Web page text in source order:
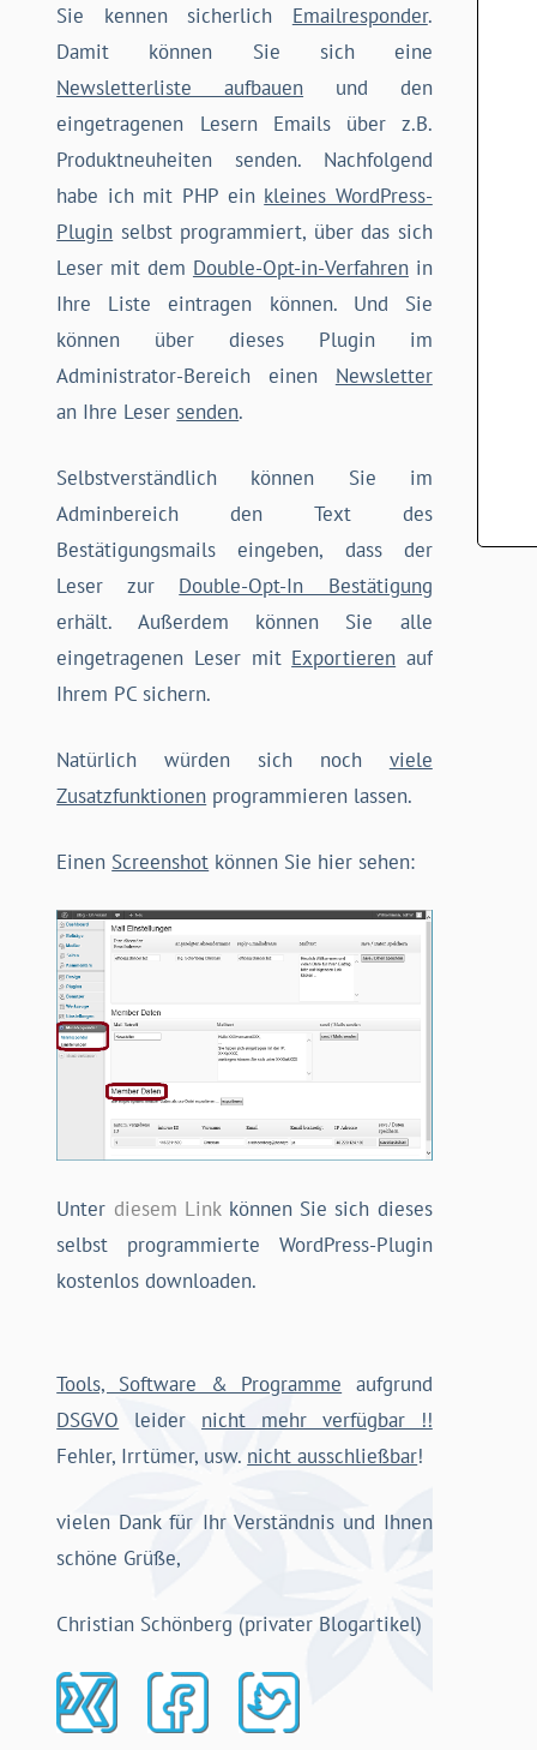
Sie kennen sicherlich Emailresponder.
Damit können Sie sich eine
Newsletterliste aufbauen und den
eingetragenen Lesern Emails über z.B.
Produktneuheiten senden. Nachfolgend
habe ich mit PHP ein kleines WordPress-
Plugin selbst programmiert, über das sich
Leser mit dem Double-Opt-in-Verfahrenin
Ihre Liste eintragen können. Und Sie
können über dieses Plugin im
Administrator-Bereich einen Newsletter
an Ihre Lesersenden.
Selbstverständlich können Sie im
Adminbereich den Text des
Bestätigungsmails eingeben, dass der
Leser zur Double-Opt-In Bestätigung
erhält. Außerdem können Sie alle
eingetragenen Leser mit Exportieren auf
Ihrem PC sichern.
Natürlich würden sich noch viele
Zusatzfunktionen programmieren lassen.
Einen Screenshot können Sie hier sehen:
Unter diesem Linkkönnen Sie sich dieses
selbst programmierte WordPress-Plugin
kostenlos downloaden.
Tools, Software & Programme aufgrund
DSGVO leider nicht mehr verfügbar !!
Fehler, Irrtümer, usw. nicht ausschließbar!
vielen Dank für Ihr Verständnis und Ihnen
schöne Grüße,
Christian Schönberg (privater Blogartikel)